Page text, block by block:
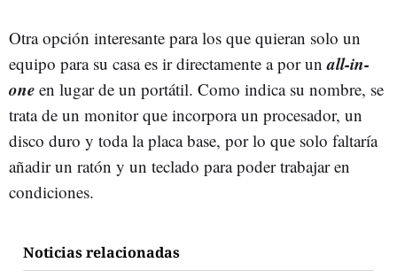
Otra opción interesante para los que quieran solo un
equipo para su casa es ir directamente a por unall-in-
one en lugar de un portátil. Como indica su nombre, se
trata de un monitor que incorpora un procesador, un
disco duro y toda la placa base, por lo que solo faltaría
añadir un ratón y un teclado para poder trabajar en
condiciones.
Noticias relacionadas